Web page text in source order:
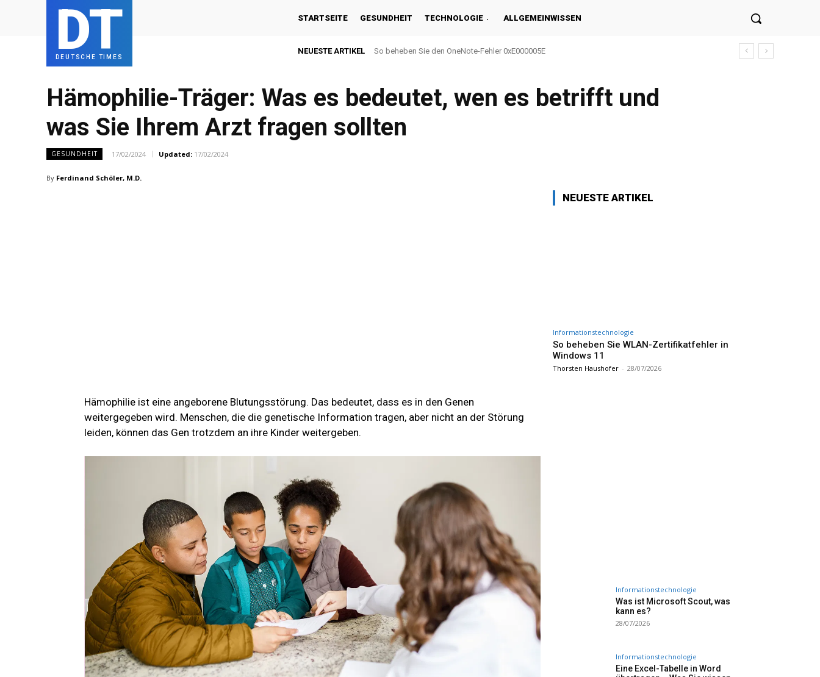
DT
DEUTSCHE TIMES
STARTSEITE GESUNDHEIT TECHNOLOGIE ALLGEMEINWISSEN
NEUESTE ARTIKEL So beheben Sie den OneNote-Fehler 0xE000005E
Hämophilie-Träger: Was es bedeutet, wen es betrifft und
was Sie Ihrem Arzt fragen sollten
GESUNDHEIT 17/02/2024 Updated: 17/02/2024
By Ferdinand Schöler, M.D.
Hämophilie ist eine angeborene Blutungsstörung. Das bedeutet, dass es in den Genen
weitergegeben wird. Menschen, die die genetische Information tragen, aber nicht an der Störung
leiden, können das Gen trotzdem an ihre Kinder weitergeben.
NEUESTE ARTIKEL
Informationstechnologie
So beheben Sie WLAN-Zertifikatfehler in
Windows 11
Thorsten Haushofer - 28/07/2026
Informationstechnologie
Was ist Microsoft Scout, was
kann es?
28/07/2026
Informationstechnologie
Eine Excel-Tabelle in Word